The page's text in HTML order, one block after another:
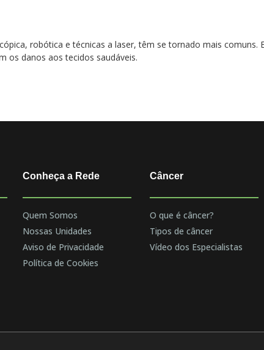
robótica e técnicas a laser, têm se tornado mais comuns.
os danos aos tecidos saudáveis.
Conheça a Rede
Quem Somos
Nossas Unidades
Aviso de Privacidade
Política de Cookies
Câncer
O que é câncer?
Tipos de câncer
Vídeo dos Especialistas